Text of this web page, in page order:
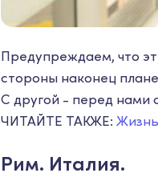
Предупреждаем, что
стороны наконец
С другой - перед нами
ЧИТАЙТЕ ТАКЖЕ:
Рим. Италия.